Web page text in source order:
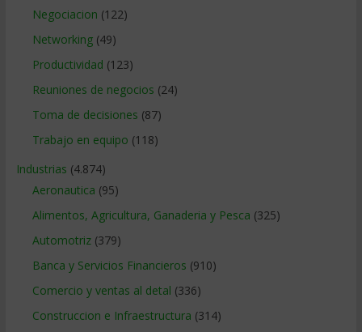
Negociacion (122)
Networking(49)
Productividad (123)
Reuniones de negocios (24)
Toma de decisiones (87)
Trabajo en equipo (118)
Industrias (4.874)
Aeronautica (95)
Alimentos, Agricultura, Ganaderia y Pesca (325)
Automotriz(379)
Banca y Servicios Financieros (910)
Comercio y ventas al detal (336)
Construccion e Infraestructura (314)